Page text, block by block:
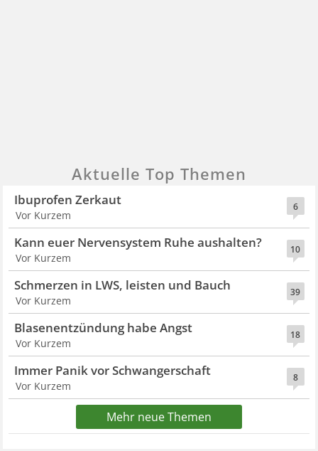
Aktuelle Top Themen
6
Ibuprofen Zerkaut
Vor Kurzem
10
Kann euer Nervensystem Ruhe aushalten?
Vor Kurzem
39
Schmerzen in LWS, leisten und Bauch
Vor Kurzem
18
Blasenentzündung habe Angst
Vor Kurzem
8
Immer Panik vor Schwangerschaft
Vor Kurzem
Mehr neue Themen